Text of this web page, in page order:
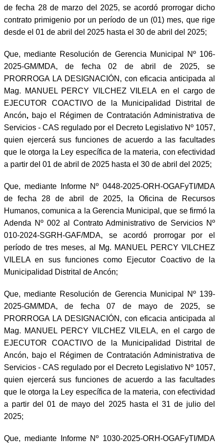
de fecha 28 de marzo del 2025, se acordó prorrogar dicho
contrato primigenio por un período de un (01) mes, que rige
desde el 01 de abril del 2025 hasta el 30 de abril del 2025;
Que, mediante Resolución de Gerencia Municipal Nº 106-
2025-GM/MDA, de fecha 02 de abril de 2025, se
PRORROGA LA DESIGNACIÓN, con eficacia anticipada al
Mag. MANUEL PERCY VILCHEZ VILELA en el cargo de
EJECUTOR COACTIVO de la Municipalidad Distrital de
Ancón, bajo el Régimen de Contratación Administrativa de
Servicios - CAS regulado por el Decreto Legislativo Nº 1057,
quien ejercerá sus funciones de acuerdo a las facultades
que le otorga la Ley específica de la materia, con efectividad
a partir del 01 de abril de 2025 hasta el 30 de abril del 2025;
Que, mediante Informe Nº 0448-2025-ORH-OGAFyTI/MDA
de fecha 28 de abril de 2025, la Oficina de Recursos
Humanos, comunica a la Gerencia Municipal, que se firmó la
Adenda Nº 002 al Contrato Administrativo de Servicios Nº
010-2024-SGRH-GAF/MDA, se acordó prorrogar por el
período de tres meses, al Mg. MANUEL PERCY VILCHEZ
VILELA en sus funciones como Ejecutor Coactivo de la
Municipalidad Distrital de Ancón;
Que, mediante Resolución de Gerencia Municipal Nº 139-
2025-GM/MDA, de fecha 07 de mayo de 2025, se
PRORROGA LA DESIGNACIÓN, con eficacia anticipada al
Mag. MANUEL PERCY VILCHEZ VILELA, en el cargo de
EJECUTOR COACTIVO de la Municipalidad Distrital de
Ancón, bajo el Régimen de Contratación Administrativa de
Servicios - CAS regulado por el Decreto Legislativo Nº 1057,
quien ejercerá sus funciones de acuerdo a las facultades
que le otorga la Ley específica de la materia, con efectividad
a partir del 01 de mayo del 2025 hasta el 31 de julio del
2025;
Que, mediante Informe Nº 1030-2025-ORH-OGAFyTI/MDA